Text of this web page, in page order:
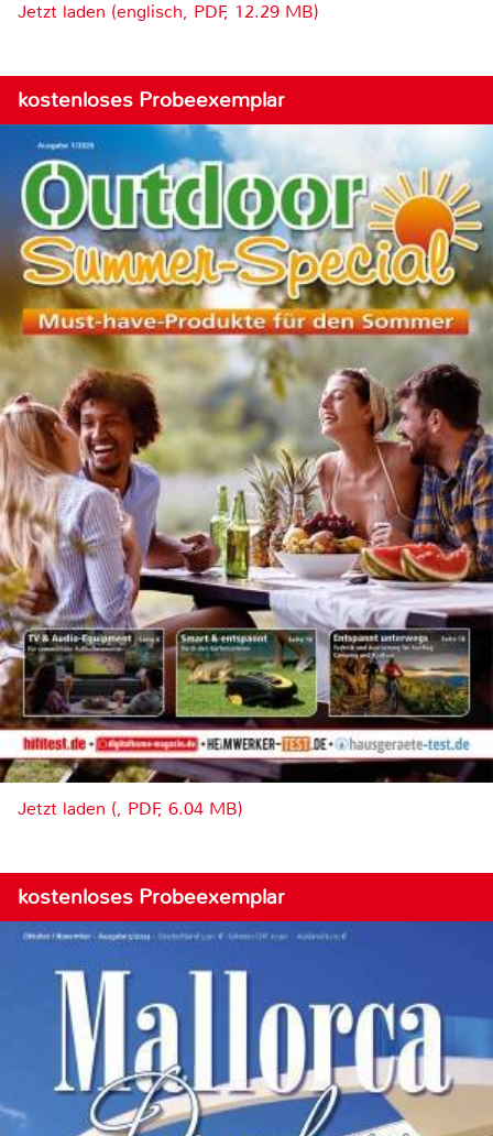
Jetzt laden (englisch, PDF, 12.29 MB)
kostenloses Probeexemplar
Jetzt laden (, PDF, 6.04 MB)
kostenloses Probeexemplar